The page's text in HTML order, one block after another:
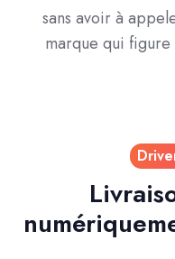
sans avoir à
marque qui